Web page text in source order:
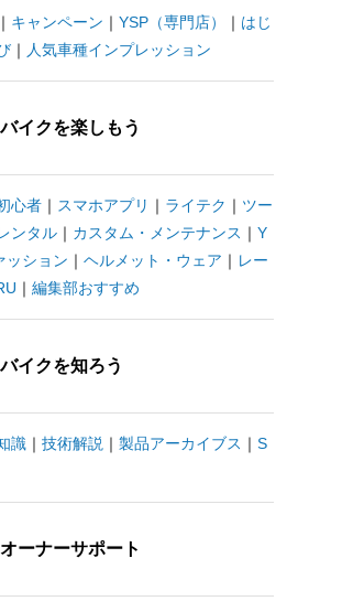
｜ キャンペーン ｜ YSP（専門店） ｜ はじ
｜ 人気車種インプレッション
バイクを楽しもう
心者｜ スマホアプリ ｜ ライテク ｜ ツー
ンタル｜ カスタム・メンテナンス ｜ Y
ッション ｜ ヘルメット・ウェア ｜ レー
｜ 編集部おすすめ
バイクを知ろう
識｜ 技術解説 ｜ 製品アーカイブス ｜ S
オーナーサポート